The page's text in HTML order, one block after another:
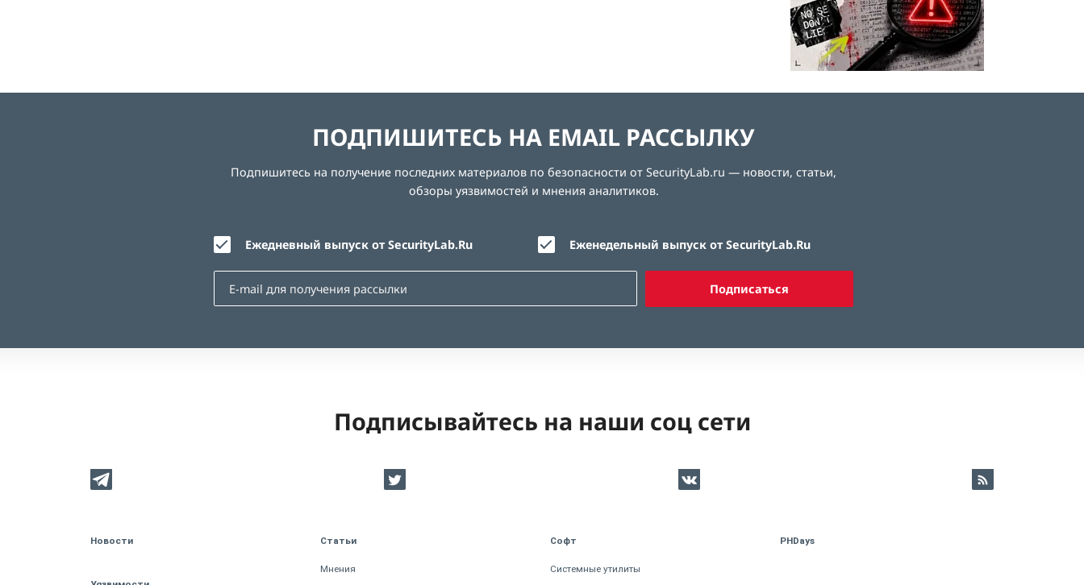
ПОДПИШИТЕСЬ НА EMAIL РАССЫЛКУ
Подпишитесь на получение последних материалов по безопасности от SecurityLab.ru — новости, статьи,
обзоры уязвимостей и мнения аналитиков.
Ежедневный выпуск от SecurityLab.Ru Еженедельный выпуск от SecurityLab.Ru
Подписаться
Подписывайтесь на наши соц сети
Новости Статьи
Мнения
Софт
Системные утилиты
PHDays